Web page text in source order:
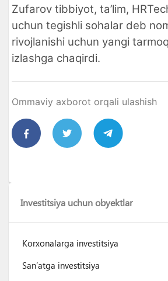
Zufarov tibbiyot, ta’lim,
uchun tegishli sohalar deb
rivojlanishi uchun yangi
izlashga chaqirdi.
Ommaviy axborot orqali ulashish
Investitsiya uchun obyektlar
Korxonalarga investitsiya
San’atga investitsiya